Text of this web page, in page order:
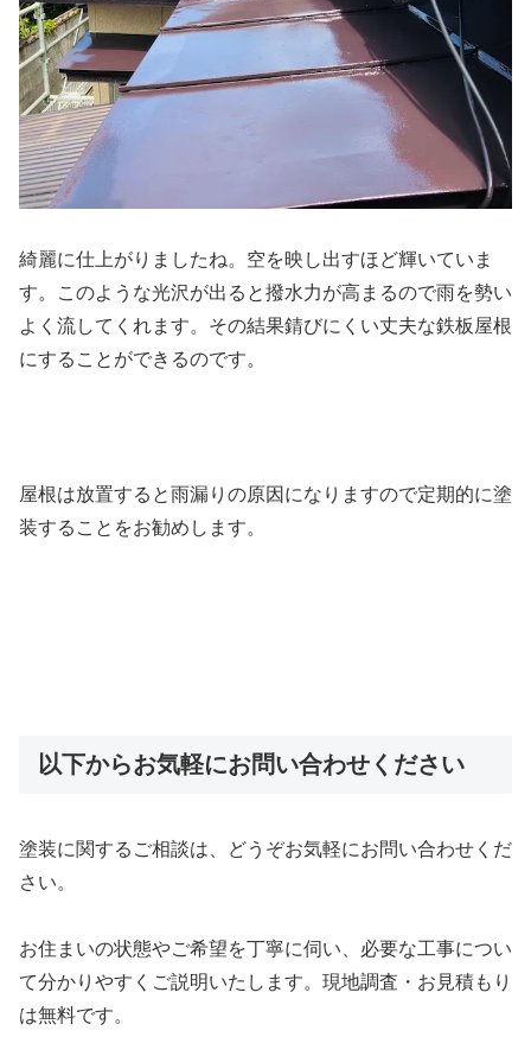
綺麗に仕上がりましたね。空を映し出すほど輝いていま
す。このような光沢が出ると撥水力が高まるので雨を勢い
よく流してくれます。その結果錆びにくい丈夫な鉄板屋根
にすることができるのです。
屋根は放置すると雨漏りの原因になりますので定期的に塗
装することをお勧めします。
以下からお気軽にお問い合わせください
塗装に関するご相談は、どうぞお気軽にお問い合わせくだ
さい。
お住まいの状態やご希望を丁寧に伺い、必要な工事につい
て分かりやすくご説明いたします。現地調査・お見積もり
は無料です。